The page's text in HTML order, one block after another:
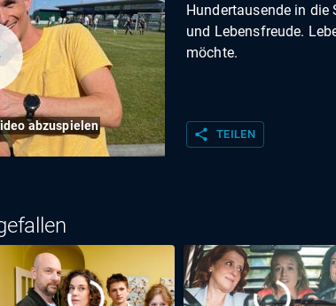
abzuspielen
Hundertausende in
und Lebensfreude.
möchte.
share TEILEN